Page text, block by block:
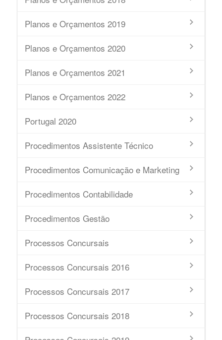
Planos e Orçamentos 2019
Planos e Orçamentos 2020
Planos e Orçamentos 2021
Planos e Orçamentos 2022
Portugal 2020
Procedimentos Assistente Técnico
Procedimentos Comunicação e Marketing
Procedimentos Contabilidade
Procedimentos Gestão
Processos Concursais
Processos Concursais 2016
Processos Concursais 2017
Processos Concursais 2018